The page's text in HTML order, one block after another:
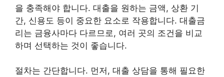
을 충족해야 합니다. 대출을 원하는 금액, 상환 기
간, 신용도 등이 중요한 요소로 작용합니다. 대출금
리는 금융사마다 다르므로, 여러 곳의 조건을 비교
하며 선택하는 것이 좋습니다.
절차는 간단합니다. 먼저, 대출 상담을 통해 필요한